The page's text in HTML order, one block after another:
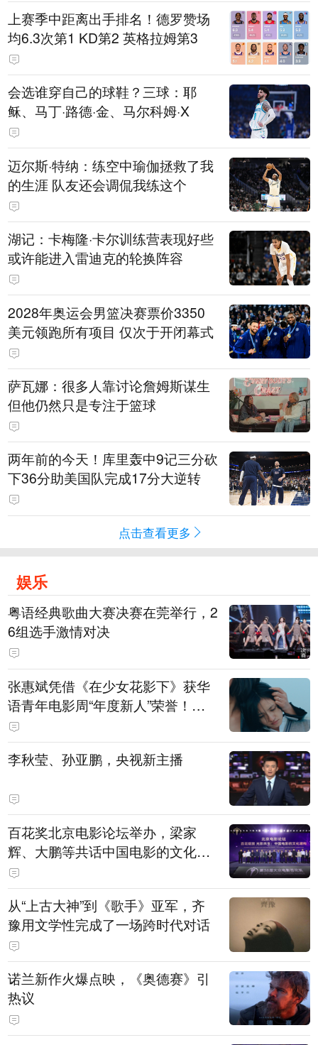
上赛季中距离出手排名！德罗赞场
均6.3次第1 KD第2 英格拉姆第3
会选谁穿自己的球鞋？三球：耶
稣、马丁·路德·金、马尔科姆·X
迈尔斯·特纳：练空中瑜伽拯救了我
的生涯 队友还会调侃我练这个
湖记：卡梅隆·卡尔训练营表现好些
或许能进入雷迪克的轮换阵容
2028年奥运会男篮决赛票价3350
美元领跑所有项目 仅次于开闭幕式
萨瓦娜：很多人靠讨论詹姆斯谋生
但他仍然只是专注于篮球
两年前的今天！库里轰中9记三分砍
下36分助美国队完成17分大逆转
点击查看更多
娱乐
粤语经典歌曲大赛决赛在莞举行，2
6组选手激情对决
张惠斌凭借《在少女花影下》获华
语青年电影周“年度新人”荣誉！该
电影全程在广州取景，采用粤语对
白，主演均为广州本土演员
李秋莹、孙亚鹏，央视新主播
百花奖北京电影论坛举办，梁家
辉、大鹏等共话中国电影的文化建
构
从“上古大神”到《歌手》亚军，齐
豫用文学性完成了一场跨时代对话
诺兰新作火爆点映，《奥德赛》引
热议